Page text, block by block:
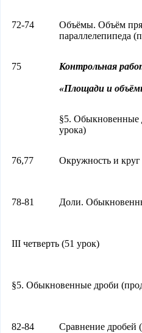
72-74
Объёмы. Объём
параллелепипеда
75 Контрольная
«Площади и
§5. Обыкновенные
урока)
76,77 Окружность и
78-81 Доли.
ΙΙΙ четверть (51 урок)
§5. Обыкновенные дроби
82-84 Сравнение дробей